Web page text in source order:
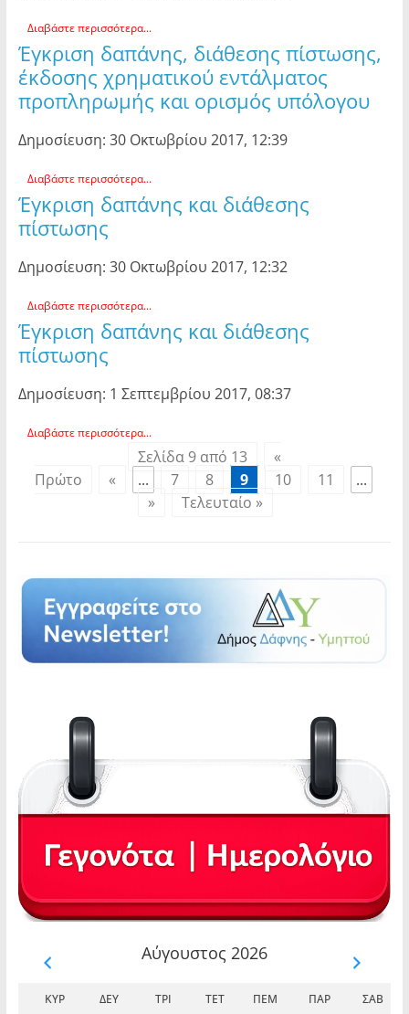
Διαβάστε περισσότερα...
Έγκριση δαπάνης, διάθεσης πίστωσης,
έκδοσης χρηματικού εντάλματος
προπληρωμής και ορισμός υπόλογου
Δημοσίευση: 30 Οκτωβρίου 2017, 12:39
Διαβάστε περισσότερα...
Έγκριση δαπάνης και διάθεσης
πίστωσης
Δημοσίευση: 30 Οκτωβρίου 2017, 12:32
Διαβάστε περισσότερα...
Έγκριση δαπάνης και διάθεσης
πίστωσης
Δημοσίευση: 1 Σεπτεμβρίου 2017, 08:37
Διαβάστε περισσότερα...
Σελίδα 9 από 13
«
Πρώτο
« ... 7 8 9 10 11
...
»
Τελευταίο »
Αύγουστος 2026
ΚΥΡ ΔΕΥ ΤΡΊ ΤΕΤ ΠΈΜ ΠΑΡ ΣΆΒ